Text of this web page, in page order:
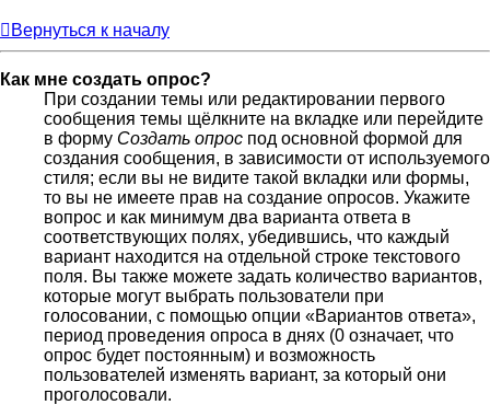
Вернуться к началу
Как мне создать опрос?
При создании темы или редактировании первого
сообщения темы щёлкните на вкладке или перейдите
в форму Создать опрос под основной формой для
создания сообщения, в зависимости от используемого
стиля; если вы не видите такой вкладки или формы,
то вы не имеете прав на создание опросов. Укажите
вопрос и как минимум два варианта ответа в
соответствующих полях, убедившись, что каждый
вариант находится на отдельной строке текстового
поля. Вы также можете задать количество вариантов,
которые могут выбрать пользователи при
голосовании, с помощью опции «Вариантов ответа»,
период проведения опроса в днях (0 означает, что
опрос будет постоянным) и возможность
пользователей изменять вариант, за который они
проголосовали.